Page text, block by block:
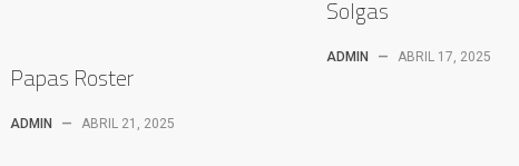
Papas Roster
ADMIN — ABRIL 21, 2025
Solgas
ADMIN — ABRIL 17, 2025